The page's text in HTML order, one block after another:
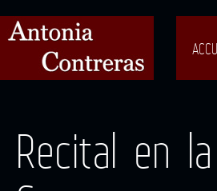
Recital en